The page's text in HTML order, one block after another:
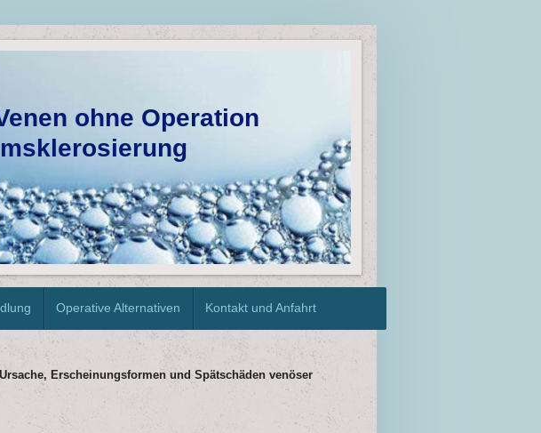
ohne Operation
Operative Alternativen Kontakt und Anfahrt
Erscheinungsformen und Spätschäden venöser